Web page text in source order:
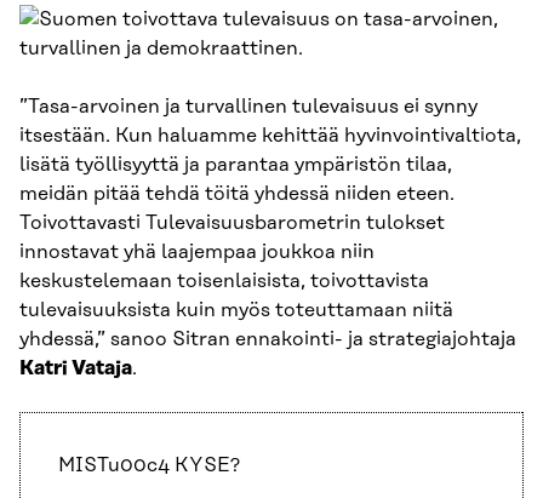
”Tasa-arvoinen ja turvallinen tulevaisuus ei synny
itsestään. Kun haluamme kehittää hyvinvointivaltiota,
lisätä työllisyyttä ja parantaa ympäristön tilaa,
meidän pitää tehdä töitä yhdessä niiden eteen.
Toivottavasti Tulevaisuusbarometrin tulokset
innostavat yhä laajempaa joukkoa niin
keskustelemaan toisenlaisista, toivottavista
tulevaisuuksista kuin myös toteuttamaan niitä
yhdessä,” sanoo Sitran ennakointi- ja strategiajohtaja
Katri Vataja.
MISTu00c4 KYSE?